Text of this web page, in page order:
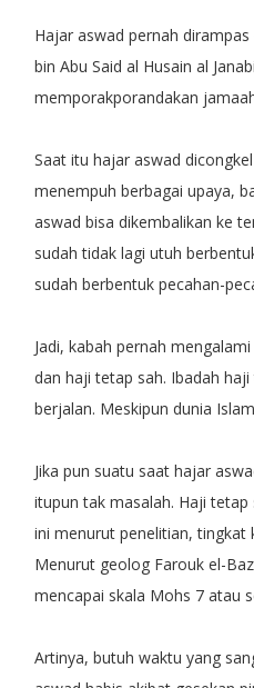
Hajar aswad pernah
bin Abu Said al Husain al
memporakporandakan
Saat itu hajar aswad
menempuh berbagai upaya,
aswad bisa dikembalikan ke
sudah tidak lagi utuh
sudah berbentuk pecahan-
Jadi, kabah pernah
dan haji tetap sah. Ibadah
berjalan. Meskipun dunia
Jika pun suatu saat hajar
itupun tak masalah. Haji
ini menurut penelitian, tingkat
Menurut geolog Farouk el-
mencapai skala Mohs 7 atau
Artinya, butuh waktu yang